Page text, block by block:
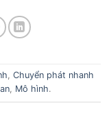
, Chuyển phát nhanh
, Mô hình.